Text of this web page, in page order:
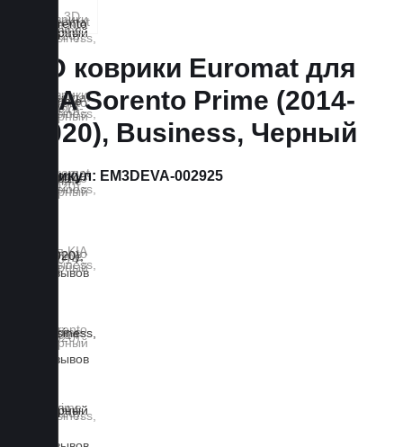
3D коврики Euromat для
KIA Sorento Prime (2014-
2020), Business, Черный
Артикул: EM3DEVA-002925
0 отзывов
0 отзывов